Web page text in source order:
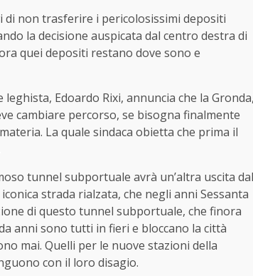
non trasferire i pericolosissimi depositi
la decisione auspicata dal centro destra di
quei depositi restano dove sono e
Edoardo Rixi, annuncia che la
cambiare percorso, se bisogna finalmente
La quale sindaca obietta che prima il
tunnel subportuale avrà un’altra uscita dal
strada rialzata, che negli anni Sessanta
di questo tunnel subportuale, che finora
anni sono tutti in fieri e bloccano la città
mai. Quelli per le nuove stazioni della
con il loro disagio.